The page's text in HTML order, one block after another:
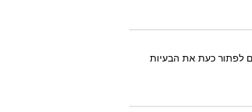
לפתור כעת את הבעיות